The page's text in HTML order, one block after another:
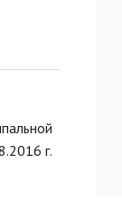
г.